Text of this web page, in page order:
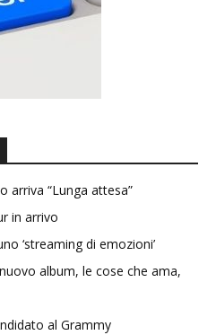
arriva “Lunga attesa”
in arrivo
‘streaming di emozioni’
album, le cose che ama,
al Grammy